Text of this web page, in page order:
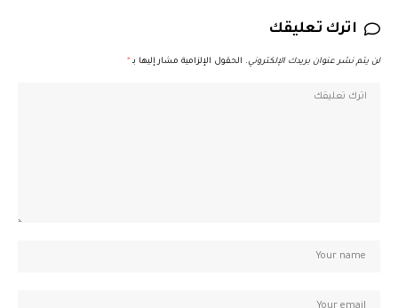
اترك تعليقك
لن يتم نشر عنوان بريدك الإلكتروني. الحقول الإلزامية مشار إليها بـ *